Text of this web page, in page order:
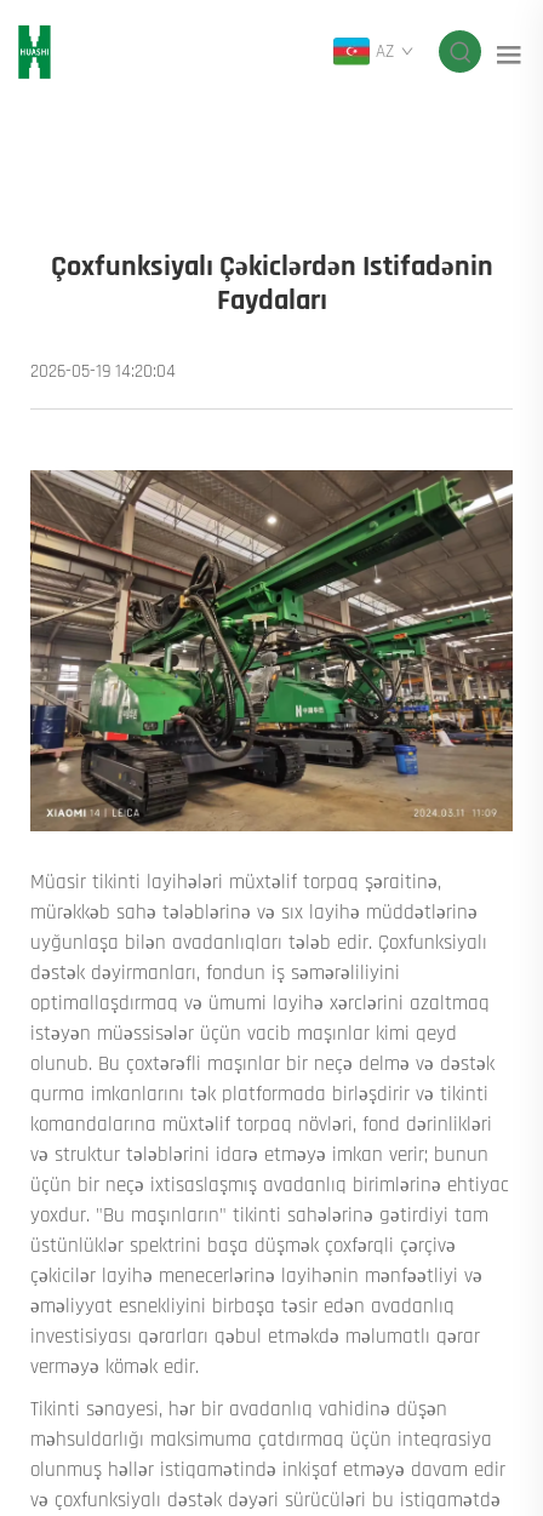
AZ
Çoxfunksiyalı Çəkiclərdən Istifadənin
Faydaları
2026-05-19 14:20:04
Müasir tikinti layihələri müxtəlif torpaq şəraitinə,
mürəkkəb sahə tələblərinə və sıx layihə müddətlərinə
uyğunlaşa bilən avadanlıqları tələb edir. Çoxfunksiyalı
dəstək dəyirmanları, fondun iş səmərəliliyini
optimallaşdırmaq və ümumi layihə xərclərini azaltmaq
istəyən müəssisələr üçün vacib maşınlar kimi qeyd
olunub. Bu çoxtərəfli maşınlar bir neçə delmə və dəstək
qurma imkanlarını tək platformada birləşdirir və tikinti
komandalarına müxtəlif torpaq növləri, fond dərinlikləri
və struktur tələblərini idarə etməyə imkan verir; bunun
üçün bir neçə ixtisaslaşmış avadanlıq birimlərinə ehtiyac
yoxdur. "Bu maşınların" tikinti sahələrinə gətirdiyi tam
üstünlüklər spektrini başa düşmək çoxfərqli çərçivə
çəkicilər layihə menecerlərinə layihənin mənfəətliyi və
əməliyyat esnekliyini birbaşa təsir edən avadanlıq
investisiyası qərarları qəbul etməkdə məlumatlı qərar
verməyə kömək edir.
Tikinti sənayesi, hər bir avadanlıq vahidinə düşən
məhsuldarlığı maksimuma çatdırmaq üçün inteqrasiya
olunmuş həllər istiqamətində inkişaf etməyə davam edir
və çoxfunksiyalı dəstək dəyəri sürücüləri bu istiqamətdə